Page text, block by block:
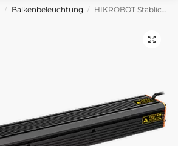
/ Balkenbeleuchtung / HIKROBOT Stablicht MV-LLDS-H-300-40-IR850